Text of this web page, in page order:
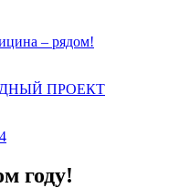
– рядом!
ПРОЕКТ
году!